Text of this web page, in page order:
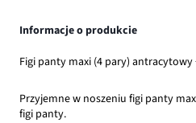
Informacje o produkcie
Figi panty maxi (4 pary)
Przyjemne w noszeniu figi panty
figi panty.